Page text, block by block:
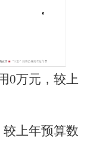
0万元 ，较上
较上年预算数